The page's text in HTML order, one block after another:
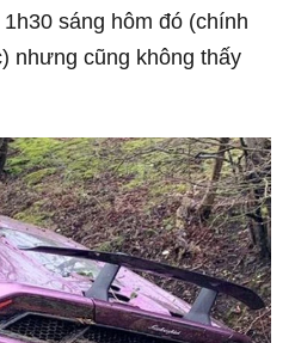
sáng hôm đó (chính
nhưng cũng không thấy